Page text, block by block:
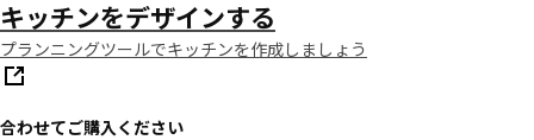
キッチンをデザインする
プランニングツールでキッチンを作成しましょう
合わせてご購入ください